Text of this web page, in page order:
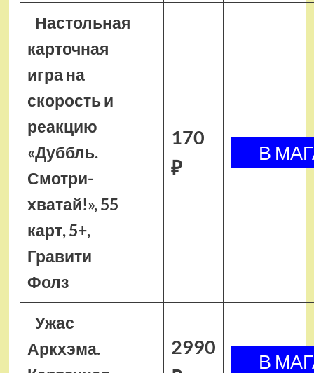
Настольная
карточная
игра на
скорость и
реакцию
«Дуббль.
Смотри-
хватай!», 55
карт, 5+,
Гравити
Фолз
170
₽
Ужас
Аркхэма.
2990